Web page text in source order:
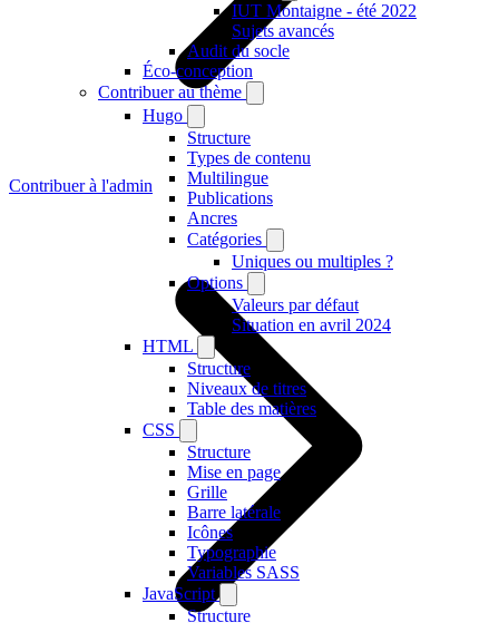
IUT Montaigne - été 2022
Sujets avancés
Audit du socle
Éco-conception
Contribuer au thème
Hugo
Structure
Types de contenu
Multilingue
Publications
Ancres
Catégories
Uniques ou multiples ?
Options
Valeurs par défaut
Situation en avril 2024
HTML
Structure
Niveaux de titres
Table des matières
CSS
Structure
Mise en page
Grille
Barre latérale
Icônes
Typographie
Variables SASS
JavaScript
Structure
Contribuer à l'admin